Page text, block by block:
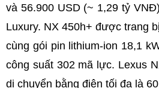
và 56.900 USD (~ 1,29 tỷ
Luxury. NX 450h+ được trang
cùng gói pin lithium-ion 18,1
công suất 302 mã lực. Lexus
di chuyển bằng điện tối đa là